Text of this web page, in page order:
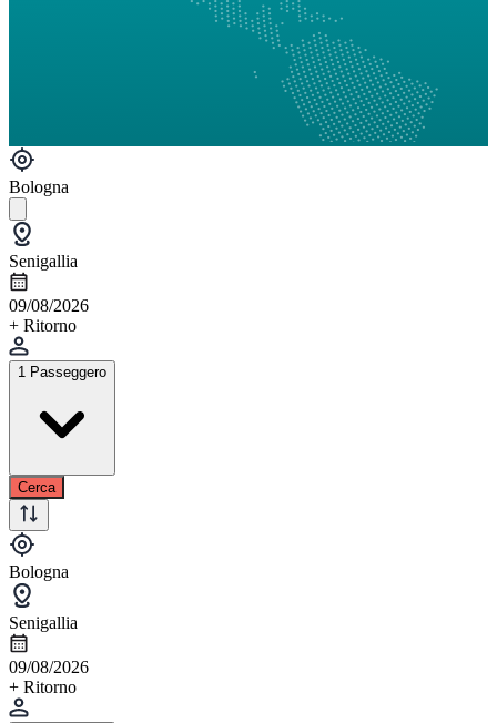
Bologna
Senigallia
09/08/2026
+ Ritorno
1 Passeggero
Cerca
Bologna
Senigallia
09/08/2026
+ Ritorno